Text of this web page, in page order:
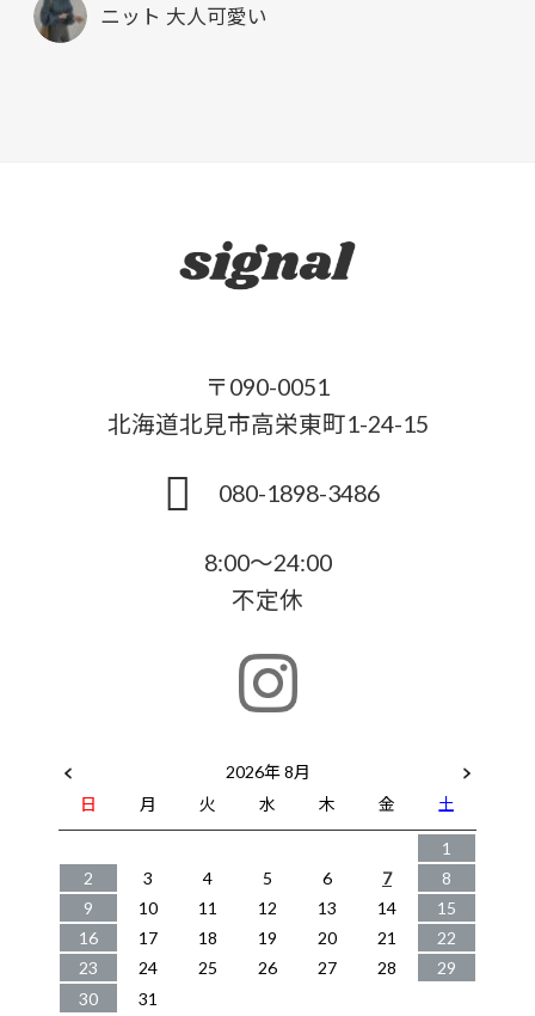
ニット 大人可愛い
〒090-0051
北海道北見市高栄東町1-24-15
080-1898-3486
8:00～24:00
不定休
2026年 8月
日
月 火 水 木 金
土
1
2
3 4 5 6 7
8
9
10 11 12 13 14
15
16
17 18 19 20 21
22
23
24 25 26 27 28
29
30
31